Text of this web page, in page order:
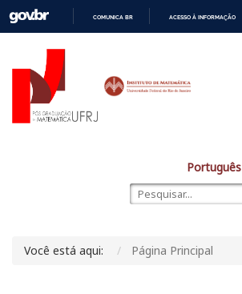
COMUNICA BR ACESSO À INFORMAÇÃO
Português
Você está aqui: Página Principal